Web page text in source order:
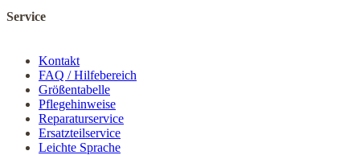
Service
Kontakt
FAQ / Hilfebereich
Größentabelle
Pflegehinweise
Reparaturservice
Ersatzteilservice
Leichte Sprache